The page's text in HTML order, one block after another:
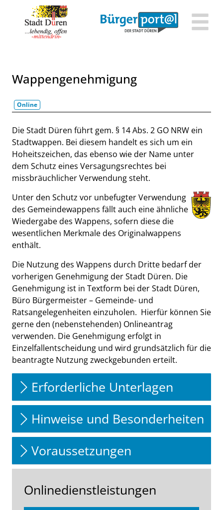
Zum Hauptinhalt springen
Zum Header
Zum Hauptinhalt
Zum Footer
Wappengenehmigung
Online
Beschreibung
Die Stadt Düren führt gem. § 14 Abs. 2 GO NRW ein
Stadtwappen. Bei diesem handelt es sich um ein
Hoheitszeichen, das ebenso wie der Name unter
dem Schutz eines Versagungsrechtes bei
missbräuchlicher Verwendung steht.
Unter den Schutz vor unbefugter Verwendung
des Gemeindewappens fällt auch eine ähnliche
Wiedergabe des Wappens, sofern diese die
wesentlichen Merkmale des Originalwappens
enthält.
Die Nutzung des Wappens durch Dritte bedarf der
vorherigen Genehmigung der Stadt Düren. Die
Genehmigung ist in Textform bei der Stadt Düren,
Büro Bürgermeister – Gemeinde- und
Ratsangelegenheiten einzuholen. Hierfür können Sie
gerne den (nebenstehenden) Onlineantrag
verwenden. Die Genehmigung erfolgt in
Einzelfallentscheidung und wird grundsätzlich für die
beantragte Nutzung zweckgebunden erteilt.
Erforderliche Unterlagen
Hinweise und Besonderheiten
Voraussetzungen
Onlinedienstleistungen